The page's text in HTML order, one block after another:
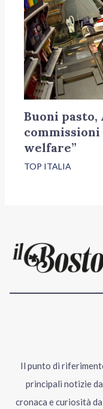
Buoni pasto,
welfare”
TOP ITALIA
Il punto di
principali notizie
cronaca e curiosità